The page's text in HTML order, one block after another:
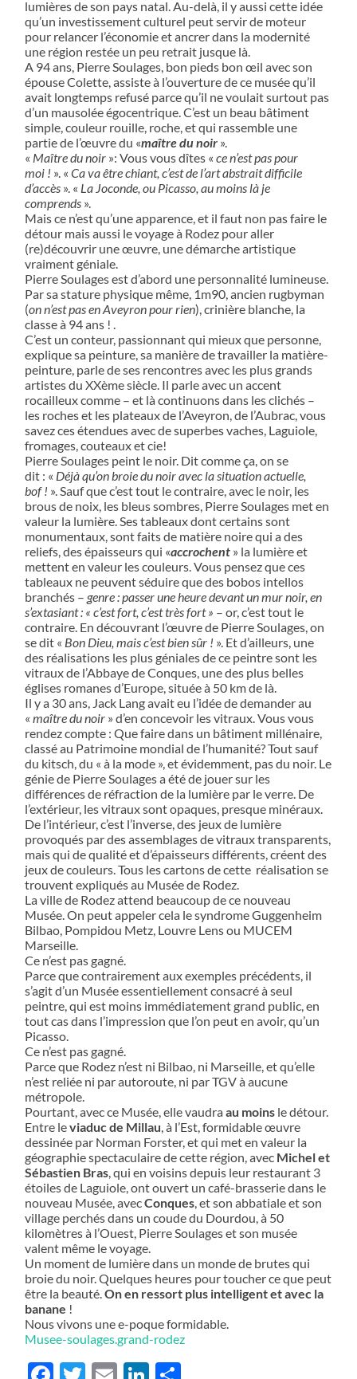
lumières de son pays natal. Au-delà, il y aussi cette idée
qu’un investissement culturel peut servir de moteur
pour relancer l’économie et ancrer dans la modernité
une région restée un peu retrait jusque là.
A 94 ans, Pierre Soulages, bon pieds bon œil avec son
épouse Colette, assiste à l’ouverture de ce musée qu’il
avait longtemps refusé parce qu’il ne voulait surtout pas
d’un mausolée égocentrique. C’est un beau bâtiment
simple, couleur rouille, roche, et qui rassemble une
partie de l’œuvre du «maître du noir ».
« Maître du noir »: Vous vous dîtes «ce n’est pas pour
moi ! ». «Ca va être chiant, c’est de l’art abstrait difficile
d’accès ». « La Joconde, ou Picasso, au moins là je
comprends ».
Mais ce n’est qu’une apparence, et il faut non pas faire le
détour mais aussi le voyage à Rodez pour aller
(re)découvrir une œuvre, une démarche artistique
vraiment géniale.
Pierre Soulages est d’abord une personnalité lumineuse.
Par sa stature physique même, 1m90, ancien rugbyman
(on n’est pas en Aveyron pour rien), crinière blanche, la
classe à 94 ans ! .
C’est un conteur, passionnant qui mieux que personne,
explique sa peinture, sa manière de travailler la matière-
peinture, parle de ses rencontres avec les plus grands
artistes du XXème siècle. Il parle avec un accent
rocailleux comme – et là continuons dans les clichés –
les roches et les plateaux de l’Aveyron, de l’Aubrac, vous
savez ces étendues avec de superbes vaches, Laguiole,
fromages, couteaux et cie!
Pierre Soulages peint le noir. Dit comme ça, on se
dit : « Déjà qu’on broie du noir avec la situation actuelle,
bof ! ». Sauf que c’est tout le contraire, avec le noir, les
brous de noix, les bleus sombres, Pierre Soulages met en
valeur la lumière. Ses tableaux dont certains sont
monumentaux, sont faits de matière noire qui a des
reliefs, des épaisseurs qui «accrochent » la lumière et
mettent en valeur les couleurs. Vous pensez que ces
tableaux ne peuvent séduire que des bobos intellos
branchés – genre : passer une heure devant un mur noir, en
s’extasiant : « c’est fort, c’est très fort » – or, c’est tout le
contraire. En découvrant l’œuvre de Pierre Soulages, on
se dit « Bon Dieu, mais c’est bien sûr ! ». Et d’ailleurs, une
des réalisations les plus géniales de ce peintre sont les
vitraux de l’Abbaye de Conques, une des plus belles
églises romanes d’Europe, située à 50 km de là.
Il y a 30 ans, Jack Lang avait eu l’idée de demander au
«maître du noir » d’en concevoir les vitraux. Vous vous
rendez compte : Que faire dans un bâtiment millénaire,
classé au Patrimoine mondial de l’humanité? Tout sauf
du kitsch, du « à la mode », et évidemment, pas du noir. Le
génie de Pierre Soulages a été de jouer sur les
différences de réfraction de la lumière par le verre. De
l’extérieur, les vitraux sont opaques, presque minéraux.
De l’intérieur, c’est l’inverse, des jeux de lumière
provoqués par des assemblages de vitraux transparents,
mais qui de qualité et d’épaisseurs différents, créent des
jeux de couleurs. Tous les cartons de cette réalisation se
trouvent expliqués au Musée de Rodez.
La ville de Rodez attend beaucoup de ce nouveau
Musée. On peut appeler cela le syndrome Guggenheim
Bilbao, Pompidou Metz, Louvre Lens ou MUCEM
Marseille.
Ce n’est pas gagné.
Parce que contrairement aux exemples précédents, il
s’agit d’un Musée essentiellement consacré à seul
peintre, qui est moins immédiatement grand public, en
tout cas dans l’impression que l’on peut en avoir, qu’un
Picasso.
Ce n’est pas gagné.
Parce que Rodez n’est ni Bilbao, ni Marseille, et qu’elle
n’est reliée ni par autoroute, ni par TGV à aucune
métropole.
Pourtant, avec ce Musée, elle vaudraau moins le détour.
Entre leviaduc de Millau, à l’Est, formidable œuvre
dessinée par Norman Forster, et qui met en valeur la
géographie spectaculaire de cette région, avec Michel et
Sébastien Bras, qui en voisins depuis leur restaurant 3
étoiles de Laguiole, ont ouvert un café-brasserie dans le
nouveau Musée, avecConques, et son abbatiale et son
village perchés dans un coude du Dourdou, à 50
kilomètres à l’Ouest, Pierre Soulages et son musée
valent même le voyage.
Un moment de lumière dans un monde de brutes qui
broie du noir. Quelques heures pour toucher ce que peut
être la beauté.On en ressort plus intelligent et avec la
banane !
Nous vivons une e-poque formidable.
Musee-soulages.grand-rodez